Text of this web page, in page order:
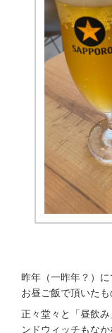
昨年（一昨年？）
お昼ご飯で頂いたも
正々堂々と「昼飲
ンドウィッチもなか